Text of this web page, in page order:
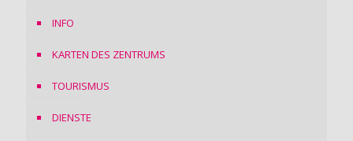
INFO
KARTEN DES ZENTRUMS
TOURISMUS
DIENSTE